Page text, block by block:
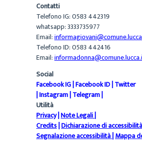
Contatti
Telefono IG: 0583 442319
whatsapp: 3333735977
Email:
Telefono ID: 0583 442416
Email:
Social
Facebook IG|Facebook ID|Twitter
|Instagram|Telegram|
Utilità
Privacy|Note Legali|
Credits|Dichiarazione di accessibilità
Segnalazione accessibilità|Mappa